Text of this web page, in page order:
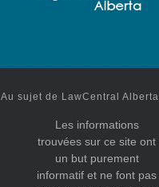
Au sujet de LawCentral Alberta
Les informations
trouvées sur ce site ont
un but purement
informatif et ne font pas